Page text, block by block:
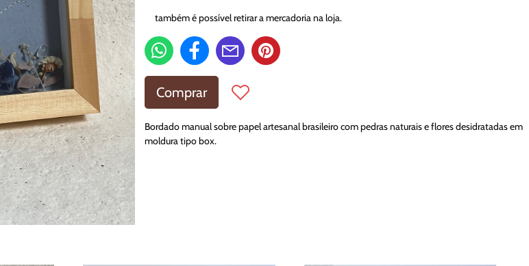
também é possível retirar a mercadoria na loja.
Comprar
Bordado manual sobre papel artesanal brasileiro com pedras naturais e flores desidratadas em
moldura tipo box.